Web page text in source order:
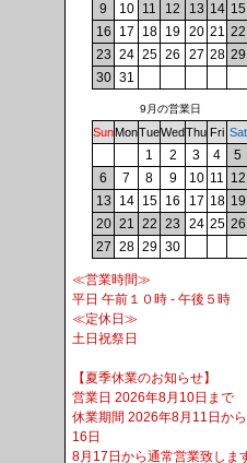
9
10 11 12 13 14 15
16
17 18 19 20 21 22
23 24 25 26 27 28 29
30 31
9月の営業日
SunMonTueWedThu Fri Sat
1 2 3 4
5
6
7 8 9 10 11 12
13
14 15 16 17 18 19
20 21 22 23 24 25 26
27 28 29 30
≪営業時間≫
平日 午前１０時 - 午後５時
≪定休日≫
土日祝祭日
【夏季休業のお知らせ】
営業日 2026年8月10日まで
休業期間 2026年8月11日から
16日
8月17日から通常営業致しま